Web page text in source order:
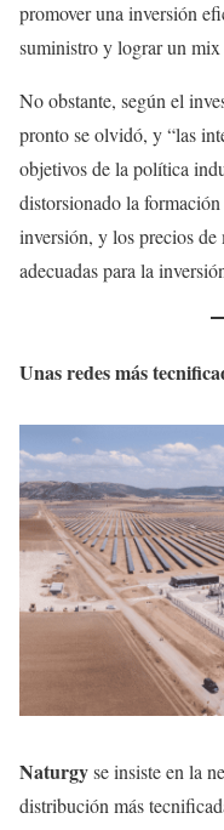
promover una inversión
suministro y lograr un
No obstante, según el
pronto se olvidó, y “las
objetivos de la política
distorsionado la
inversión, y los precios de
adecuadas para la
Unas redes más
Naturgyse insiste en la
distribución más